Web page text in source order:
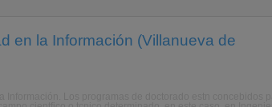
en la Información (Villanueva de